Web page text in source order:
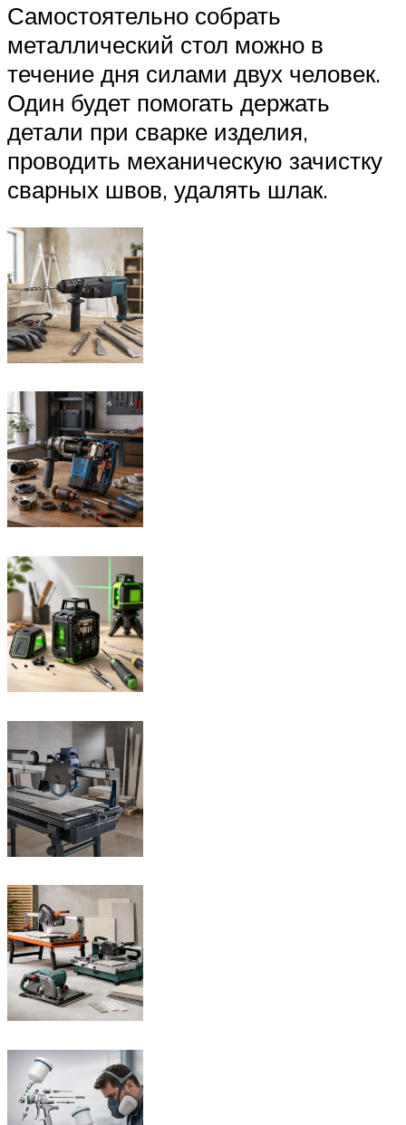
Самостоятельно собрать
металлический стол можно в
течение дня силами двух человек.
Один будет помогать держать
детали при сварке изделия,
проводить механическую зачистку
сварных швов, удалять шлак.